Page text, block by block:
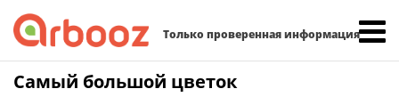
Только проверенная информация
Skip
Самый большой цветок
Найти: